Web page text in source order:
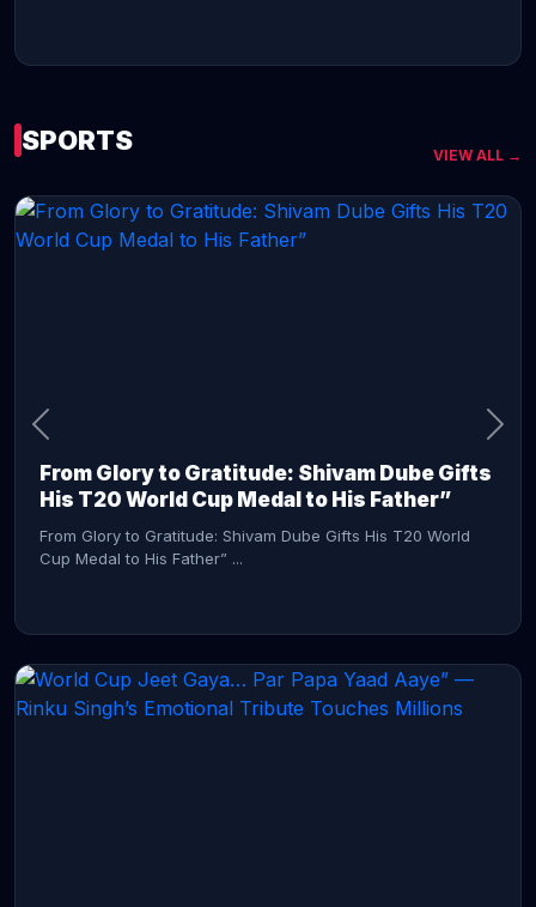
SPORTS VIEW ALL →
From Glory to Gratitude: Shivam Dube Gifts
His T20 World Cup Medal to His Father”
From Glory to Gratitude: Shivam Dube Gifts His T20 World
Cup Medal to His Father” ...